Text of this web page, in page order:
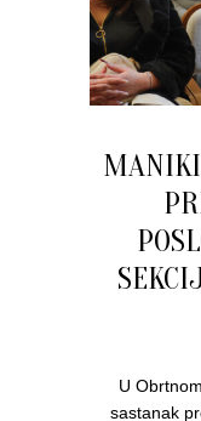
U
sastanak